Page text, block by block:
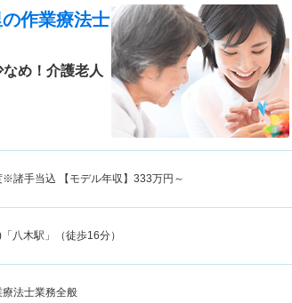
の作業療法士
め！介護老人
※諸手当込 【モデル年収】 333万円～
八木駅」（徒歩16分）
療法士業務全般